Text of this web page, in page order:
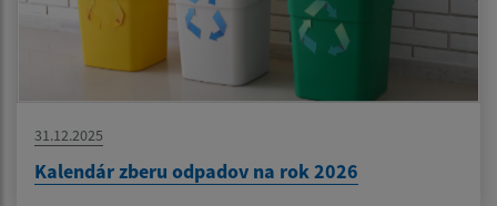
31.12.2025
Kalendár zberu odpadov na rok 2026